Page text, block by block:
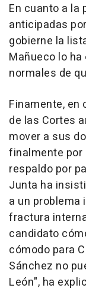
En cuanto a la
anticipadas
gobierne la
Mañueco lo
normales de
Finamente, en
de las Cortes
mover a sus
finalmente por
respaldo por
Junta ha
a un problema
fractura
candidato
cómodo para
Sánchez no
León", ha